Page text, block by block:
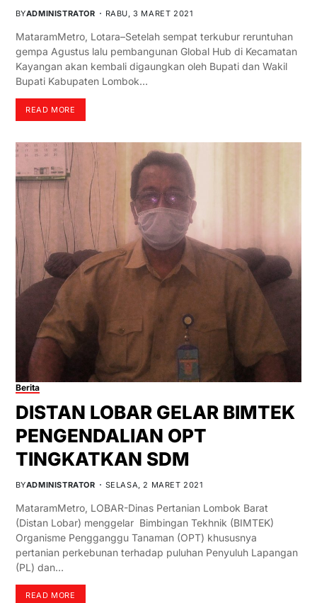
BYADMINISTRATOR RABU, 3 MARET 2021
MataramMetro, Lotara–Setelah sempat terkubur reruntuhan
gempa Agustus lalu pembangunan Global Hub di Kecamatan
Kayangan akan kembali digaungkan oleh Bupati dan Wakil
Bupati Kabupaten Lombok…
READ MORE
Berita
DISTAN LOBAR GELAR BIMTEK
PENGENDALIAN OPT
TINGKATKAN SDM
BYADMINISTRATOR SELASA, 2 MARET 2021
MataramMetro, LOBAR-Dinas Pertanian Lombok Barat
(Distan Lobar) menggelar Bimbingan Tekhnik (BIMTEK)
Organisme Pengganggu Tanaman (OPT) khususnya
pertanian perkebunan terhadap puluhan Penyuluh Lapangan
(PL) dan…
READ MORE